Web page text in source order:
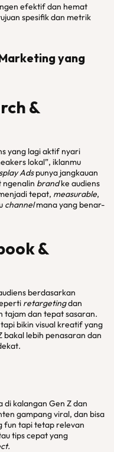
efektif dan hemat
spesifik dan metrik
yang
&
yang lagi aktif nyari
lokal”, iklanmu
Adspunya jangkauan
ngenalin brandke audiens
tepat, measurable,
channelmana yang benar-
&
berdasarkan
retargetingdan
tajam dan tepat sasaran.
tapi bikin visual kreatif yang
bakal lebih penasaran dan
kalangan Gen Z dan
gampang viral, dan bisa
fun tapi tetap relevan
tips cepat yang